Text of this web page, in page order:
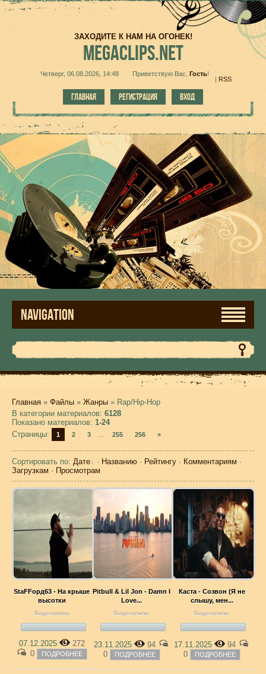
ЗАХОДИТЕ К НАМ НА ОГОНЕК!
MEGACLIPS.NET
Четверг, 06.08.2026, 14:48 Приветствую Вас Гость!
|RSS
ГЛАВНАЯ РЕГИСТРАЦИЯ ВХОД
NAVIGATION
Главная » Файлы » Жанры » Rap/Hip-Hop
В категории материалов: 6128
Показано материалов: 1-24
Страницы: 1 2 3 ... 255 256 »
Сортировать по: Дате · Названию · Рейтингу · Комментариям ·
Загрузкам · Просмотрам
StaFFорд63 - На крыше
высотки
Видеоклипы
07.12.2025
272
0
ПОДРОБНЕЕ
Pitbull & Lil Jon - Damn I
Love...
Видеоклипы
23.11.2025
94
0
ПОДРОБНЕЕ
Каста - Созвон (Я не
слышу, мен...
Видеоклипы
17.11.2025
94
0
ПОДРОБНЕЕ